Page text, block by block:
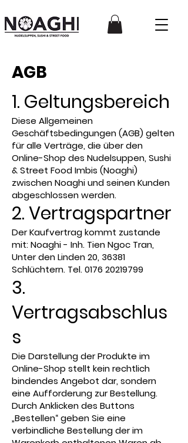
AGB
1. Geltungsbereich
Diese Allgemeinen
Geschäftsbedingungen (AGB) gelten
für alle Verträge, die über den
Online-Shop des Nudelsuppen, Sushi
& Street Food Imbis (Noaghi)
zwischen Noaghi und seinen Kunden
abgeschlossen werden.
2. Vertragspartner
Der Kaufvertrag kommt zustande
mit: Noaghi - Inh. Tien Ngoc Tran,
Unter den Linden 20, 36381
Schlüchtern. Tel.0176 20219799
3.
Vertragsabschlus
s
Die Darstellung der Produkte im
Online-Shop stellt kein rechtlich
bindendes Angebot dar, sondern
eine Aufforderung zur Bestellung.
Durch Anklicken des Buttons
„Bestellen“ geben Sie eine
verbindliche Bestellung der im